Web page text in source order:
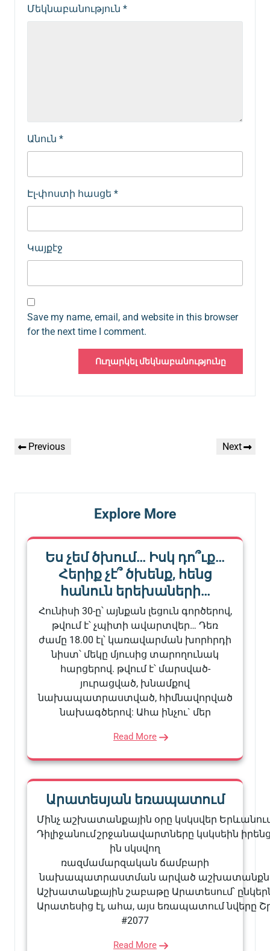
Մեկնաբանություն *
Անուն *
Էլ-փոստի հասցե *
Կայքէջ
Save my name, email, and website in this browser
for the next time I comment.
նավարկումը
Previous
Previous
Next
Next
Explore More
Ես չեմ ծխում… Իսկ դո՞ւք…
Հերիք չէ՞ ծխենք, հենց
հանուն երեխաների…
Հունիսի 30-ը՝ այնքան լեցուն գործերով,
թվում է՝ չպիտի ավարտվեր… Դեռ
ժամը 18.00 էլ՝ կառավարման խորհրդի
նիստ՝ մեկը մյուսից տարողունակ
հարցերով. թվում է՝ մարսված-
յուրացված, խնամքով
նախապատրաստված, հիմնավորված
նախագծերով: Ահա ինչու` մեր
Read More
Արատեսյան եռապատում
Մինչ աշխատանքային օրը կսկսվեր
Դիլիջանում շրջանավարտները կսկսեին
ին սկսվող
ռազմամարզական ճամբարի
նախապատրաստման արված աշխատանքները
Աշխատանքային շաբաթը Արատեսում՝
Արատեսից էլ, ահա, այս եռապատում նվերը
#2077
Read More